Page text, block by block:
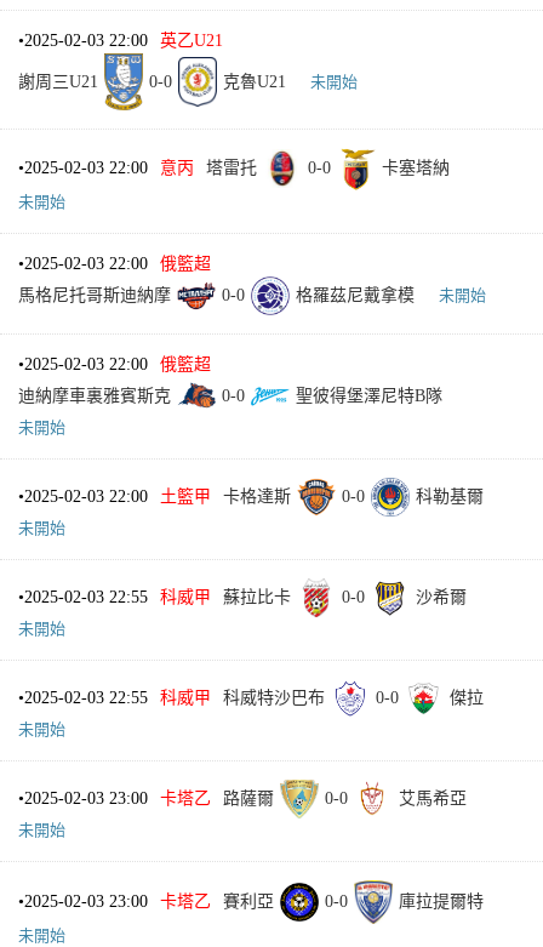
•2025-02-03 22:00 英乙U21
謝周三U21 0-0 克魯U21 未開始
•2025-02-03 22:00 意丙 塔雷托 0-0
卡塞塔納
未開始
•2025-02-03 22:00
俄籃超
馬格尼托哥斯迪納摩
0-0 格羅茲尼戴拿模 未開始
•2025-02-03 22:00
俄籃超
迪納摩車裏雅賓斯克
0-0
聖彼得堡澤尼特B隊
未開始
•2025-02-03 22:00 土籃甲 卡格達斯 0-0
科勒基爾
未開始
•2025-02-03 22:55 科威甲 蘇拉比卡 0-0
沙希爾
未開始
•2025-02-03 22:55 科威甲 科威特沙巴布 0-0
傑拉
未開始
•2025-02-03 23:00 卡塔乙 路薩爾 0-0
艾馬希亞
未開始
•2025-02-03 23:00 卡塔乙 賽利亞 0-0
庫拉提爾特
未開始